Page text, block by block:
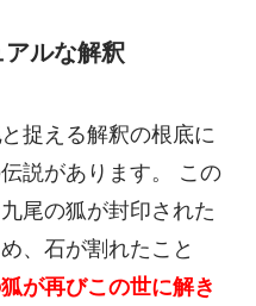
ルな解釈
と捉える解釈の根底に
説があります。 この
尾の狐が封印された
、石が割れたこと
が再びこの世に解き